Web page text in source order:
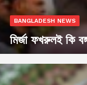
BANGLADESH NEWS
মির্জা ফখরুলই কি